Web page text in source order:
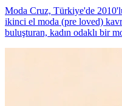
Moda Cruz, Türkiye'de
ikinci el moda (pre loved)
buluşturan, kadın odaklı bir